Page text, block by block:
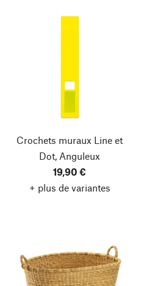
Crochets muraux Line et
Dot, Anguleux
19,90 €
+ plus de variantes